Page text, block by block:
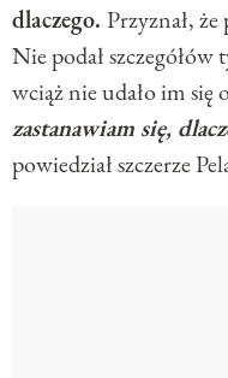
dlaczego. Przyznał,
Nie podał
wciąż nie udało im się
zastanawiam się,
powiedział szczerze